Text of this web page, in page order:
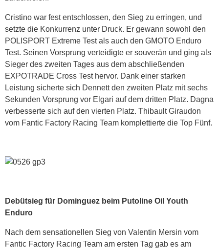
Cristino war fest entschlossen, den Sieg zu erringen, und
setzte die Konkurrenz unter Druck. Er gewann sowohl den
POLISPORT Extreme Test als auch den GMOTO Enduro
Test. Seinen Vorsprung verteidigte er souverän und ging als
Sieger des zweiten Tages aus dem abschließenden
EXPOTRADE Cross Test hervor. Dank einer starken
Leistung sicherte sich Dennett den zweiten Platz mit sechs
Sekunden Vorsprung vor Elgari auf dem dritten Platz. Dagna
verbesserte sich auf den vierten Platz. Thibault Giraudon
vom Fantic Factory Racing Team komplettierte die Top Fünf.
Debütsieg für Dominguez beim Putoline Oil Youth
Enduro
Nach dem sensationellen Sieg von Valentin Mersin vom
Fantic Factory Racing Team am ersten Tag gab es am